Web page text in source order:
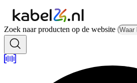
Zoek naar producten op de website